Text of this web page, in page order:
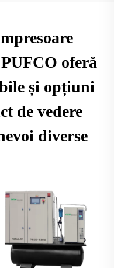
oferă
și opțiuni
de vedere
diverse